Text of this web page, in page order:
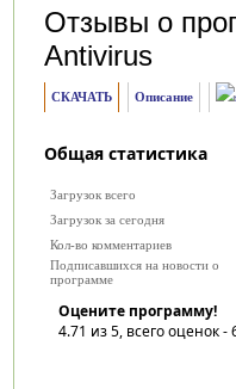
Отзывы о
Antivirus
СКАЧАТЬ Описание
Общая статистика
Загрузок всего
Загрузок за сегодня
Кол-во комментариев
Подписавшихся на новости о
программе
Оцените программу!
4.71 из 5, всего оценок -